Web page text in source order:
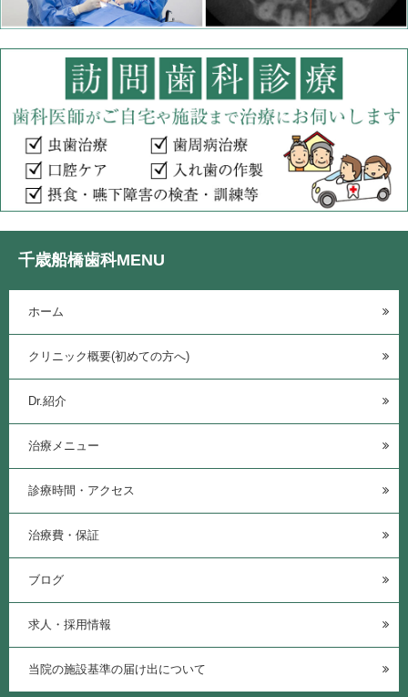
千歳船橋歯科MENU
ホーム
クリニック概要(初めての方へ)
Dr.紹介
治療メニュー
診療時間・アクセス
治療費・保証
ブログ
求人・採用情報
当院の施設基準の届け出について